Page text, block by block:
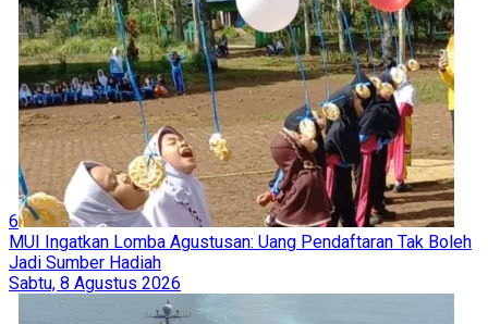
6
MUI Ingatkan Lomba Agustusan: Uang Pendaftaran Tak Boleh
Jadi Sumber Hadiah
Sabtu, 8 Agustus 2026